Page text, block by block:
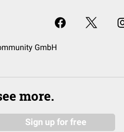
GmbH
more.
Sign up for free